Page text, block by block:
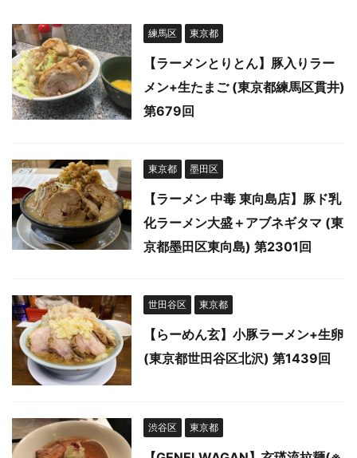
練馬区 東京都
【ラーメンとりとん】豚入りラー
メン+生たまご (東京都練馬区貫井)
第679回
東京都 墨田区
【ラーメン 中毒 東向島店】豚ド乳
化ラーメン大盛＋アブネギタマ (東
京都墨田区東向島) 第2301回
世田谷区 東京都
【らーめん玄】小豚ラーメン+生卵
(東京都世田谷区北沢) 第1439回
渋谷区 東京都